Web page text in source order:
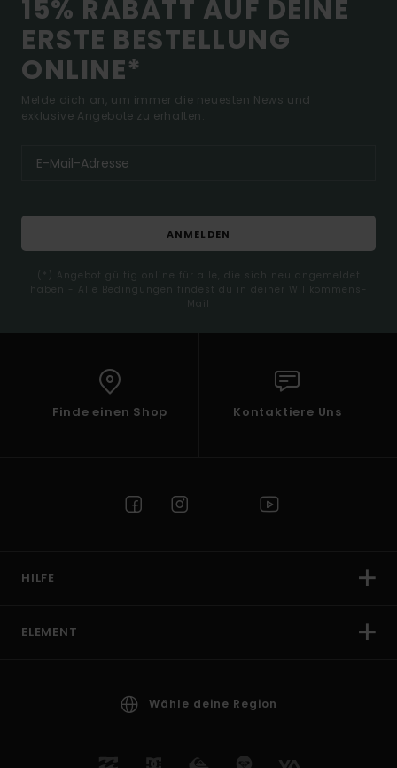
15% RABATT AUF DEINE
ERSTE BESTELLUNG
ONLINE*
Melde dich an, um immer die neuesten News und
exklusive Angebote zu erhalten.
ANMELDEN
(*) Angebot gültig online für alle, die sich neu angemeldet
haben - Alle Bedingungen findest du in deiner Willkommens-
Mail
Finde einen Shop Kontaktiere Uns
HILFE
ELEMENT
Wähle deine Region